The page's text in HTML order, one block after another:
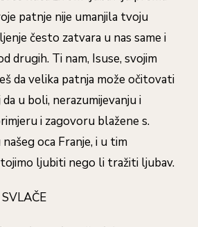
patnje nije umanjila tvoju
često zatvara u nas same i
drugih. Ti nam, Isuse, svojim
da velika patnja može očitovati
u boli, nerazumijevanju i
i zagovoru blažene s.
oca Franje, i u tim
ljubiti nego li tražiti ljubav.